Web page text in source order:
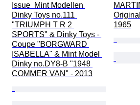
Issue  Mint Modellen
Dinky Toys no.111
"TRIUMPH T R 2
SPORTS" & Dinky Toys -
Coupe "BORGWARD
ISABELLA" & Mint Model
Dinky no.DY8-B "1948
COMMER VAN" - 2013
1965